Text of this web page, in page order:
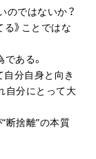
のではないか？
る》ことではな
ある。
分自身と向き
自分にとって大
断捨離”の本質